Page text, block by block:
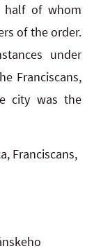
half of whom
of the order.
under
Franciscans,
city was the
Franciscans,